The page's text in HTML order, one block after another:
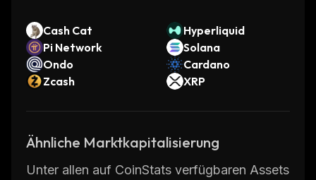
Cash Cat
Hyperliquid
Pi Network
Solana
Ondo
Cardano
Zcash
XRP
Ähnliche Marktkapitalisierung
Unter allen auf CoinStats verfügbaren Assets